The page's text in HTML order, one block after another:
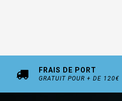
FRAIS DE PORT
GRATUIT POUR + DE 120€